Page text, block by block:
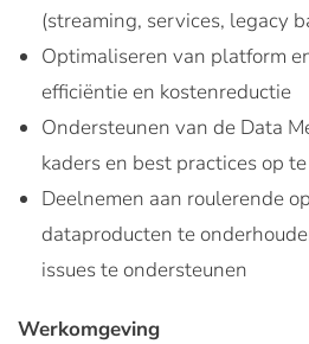
(streaming, services, legacy
Optimaliseren van platform
efficiëntie en kostenreductie
Ondersteunen van de Data
kaders en best practices op
Deelnemen aan roulerende
dataproducten te
issues te ondersteunen
Werkomgeving